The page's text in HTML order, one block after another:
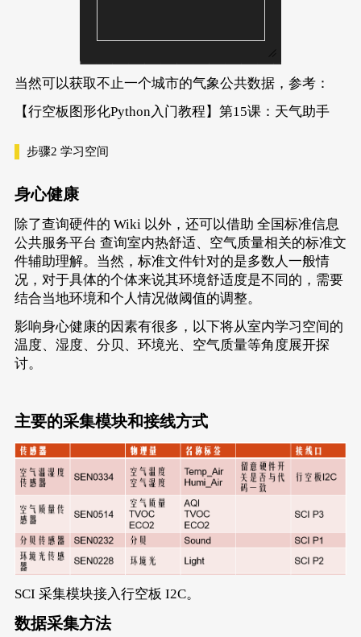
当然可以获取不止一个城市的气象公共数据，参考：
【行空板图形化Python入门教程】第15课：天气助手
步骤2 学习空间
身心健康
除了查询硬件的 Wiki 以外，还可以借助 全国标准信息
公共服务平台 查询室内热舒适、空气质量相关的标准文
件辅助理解。当然，标准文件针对的是多数人一般情
况，对于具体的个体来说其环境舒适度是不同的，需要
结合当地环境和个人情况做阈值的调整。
影响身心健康的因素有很多，以下将从室内学习空间的
温度、湿度、分贝、环境光、空气质量等角度展开探
讨。
主要的采集模块和接线方式
SCI 采集模块接入行空板 I2C。
数据采集方法